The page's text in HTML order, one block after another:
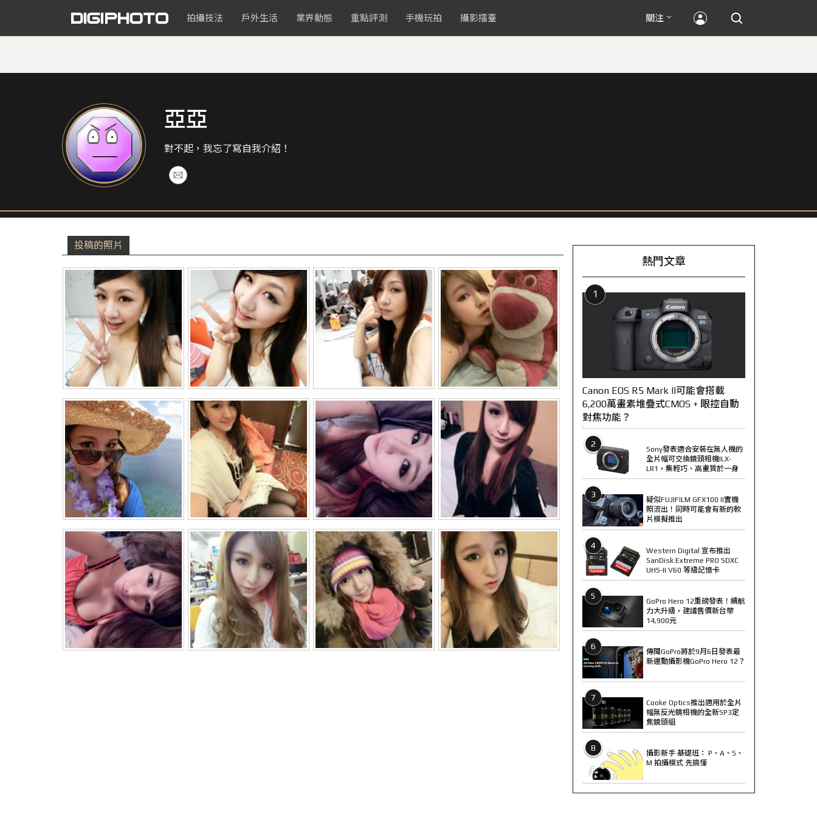
拍攝技法 戶外生活 業界動態 重點評測 手機玩拍 攝影擂臺 關注
亞亞
對不起，我忘了寫自我介紹！
投稿的照片
熱門文章
1
Canon EOS R5 Mark II可能會搭載
6,200萬畫素堆疊式CMOS + 眼控自動
對焦功能？
2
Sony發表適合安裝在無人機的
全片幅可交換鏡頭相機ILX-
LR1，集輕巧、高畫質於一身
3
疑似FUJIFILM GFX100 II實機
照流出！同時可能會有新的軟
片模擬推出
4
Western Digital 宣布推出
SanDisk Extreme PRO SDXC
UHS-II V60 等級記憶卡
5
GoPro Hero 12重磅發表！續航
力大升級，建議售價新台幣
14,900元
6
傳聞GoPro將於9月6日發表最
新運動攝影機GoPro Hero 12？
7
Cooke Optics推出適用於全片
幅無反光鏡相機的全新SP3定
焦鏡頭組
8
攝影新手 基礎班： P、A、S、
M 拍攝模式 先搞懂